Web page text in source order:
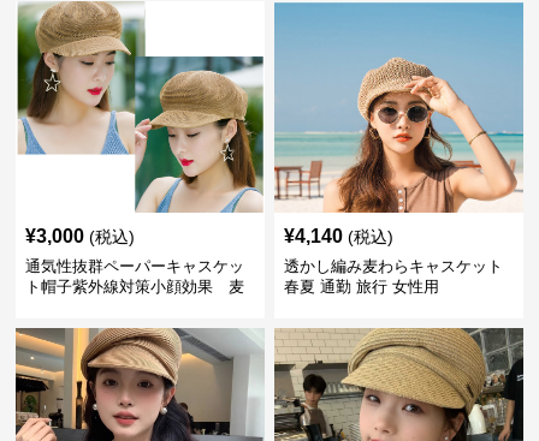
¥3,000 (税込)
通気性抜群ペーパーキャスケッ
ト帽子紫外線対策小顔効果 麦
¥4,140 (税込)
透かし編み麦わらキャスケット
春夏 通勤 旅行 女性用